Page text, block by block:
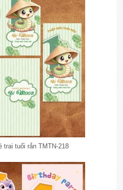
trai tuổi rắn TMTN-218